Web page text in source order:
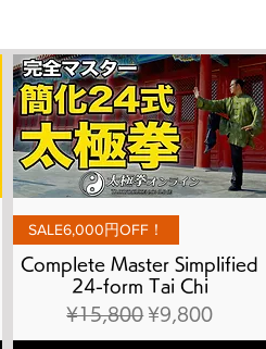
Quick View
SALE6,000円OFF！
Complete Master Simplified
24-form Tai Chi
Regular Price
¥15,800 Sale Price
¥9,800